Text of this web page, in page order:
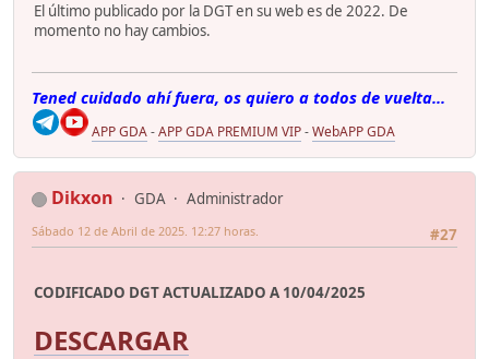
El último publicado por la DGT en su web es de 2022. De
momento no hay cambios.
Tened cuidado ahí fuera, os quiero a todos de vuelta...
APP GDA-APP GDA PREMIUM VIP-WebAPP GDA
Dikxon GDA
Administrador
#27
Sábado 12 de Abril de 2025. 12:27 horas.
CODIFICADO DGT ACTUALIZADO A 10/04/2025
DESCARGAR